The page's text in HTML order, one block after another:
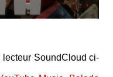
SoundCloud ci-